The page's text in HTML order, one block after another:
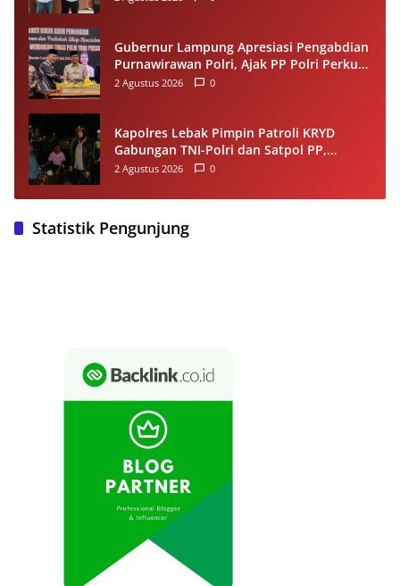
Gubernur Lampung Apresiasi Pengabdian
Purnawirawan Polri, Ajak PP Polri Perkuat
Stabilitas dan Dukung Pembangunan
2 Agustus 2026 0
Kapolres Lebak Pimpin Patroli KRYD
Gabungan TNI-Polri dan Satpol PP,
Antisipasi Curanmor hingga Balap Liar
2 Agustus 2026 0
Statistik Pengunjung